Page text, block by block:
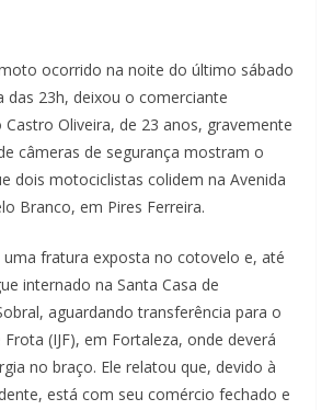
ocorrido na noite do último sábado
das 23h, deixou o comerciante
Castro Oliveira, de 23 anos, gravemente
câmeras de segurança mostram o
dois motociclistas colidem na Avenida
Branco, em Pires Ferreira.
uma fratura exposta no cotovelo e, até
internado na Santa Casa de
aguardando transferência para o
(IJF), em Fortaleza, onde deverá
no braço. Ele relatou que, devido à
está com seu comércio fechado e